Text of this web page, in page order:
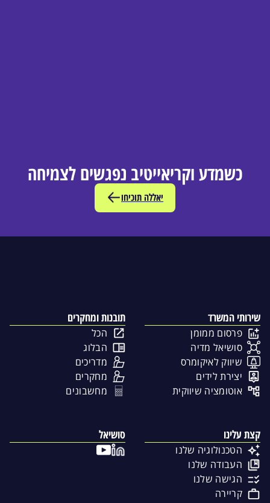
כשמדע וקריאייטיב נפגשים לצמיחה
יאללה תוכיחו
שירותי המשרד
פרסום ממומן
סושיאל מדיה
שיווק לאיקומרס
יצירת לידים
אוטומציה שיווקית
תובנות ומחקרים
הכל
הבלוג
מדריכים
מחקרים
מחשבונים
קצת עלינו
הטכנולוגיה שלנו
העבודה שלנו
הגישה שלנו
קריירה
סושיאל